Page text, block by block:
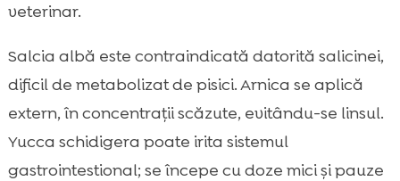
veterinar.
Salcia albă este contraindicată datorită salicinei,
dificil de metabolizat de pisici. Arnica se aplică
extern, în concentrații scăzute, evitându-se linsul.
Yucca schidigera poate irita sistemul
gastrointestional; se începe cu doze mici și pauze